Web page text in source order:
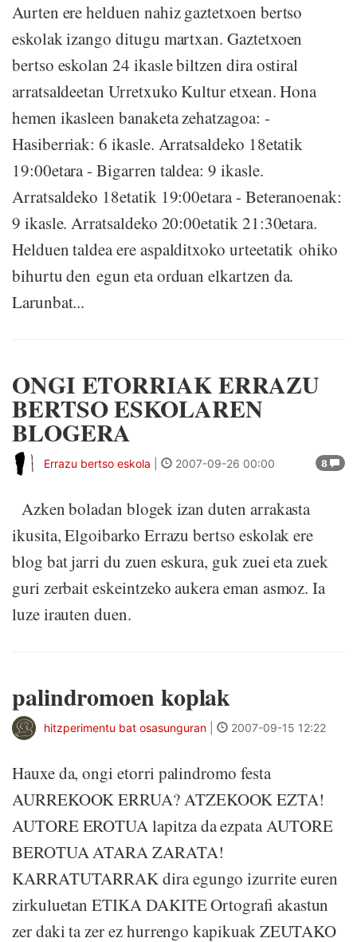
Aurten ere helduen nahiz gaztetxoen bertso
eskolak izango ditugu martxan. Gaztetxoen
bertso eskolan 24 ikasle biltzen dira ostiral
arratsaldeetan Urretxuko Kultur etxean. Hona
hemen ikasleen banaketa zehatzagoa: -
Hasiberriak: 6 ikasle. Arratsaldeko 18etatik
19:00etara - Bigarren taldea: 9 ikasle.
Arratsaldeko 18etatik 19:00etara - Beteranoenak:
9 ikasle. Arratsaldeko 20:00etatik 21:30etara.
Helduen taldea ere aspalditxoko urteetatik ohiko
bihurtu den egun eta orduan elkartzen da.
Larunbat...
ONGI ETORRIAK ERRAZU
BERTSO ESKOLAREN
BLOGERA
8
Errazu bertso eskola 2007-09-26 00:00
Azken boladan blogek izan duten arrakasta
ikusita, Elgoibarko Errazu bertso eskolak ere
blog bat jarri du zuen eskura, guk zuei eta zuek
guri zerbait eskeintzeko aukera eman asmoz. Ia
luze irauten duen.
palindromoen koplak
hitzperimentu bat osasunguran 2007-09-15 12:22
Hauxe da, ongi etorri palindromo festa
AURREKOOK ERRUA? ATZEKOOK EZTA!
AUTORE EROTUA lapitza da ezpata AUTORE
BEROTUA ATARA ZARATA!
KARRATUTARRAK dira egungo izurrite euren
zirkuluetan ETIKA DAKITE Ortografi akastun
zer daki ta zer ez hurrengo kapikuak ZEUTAKO